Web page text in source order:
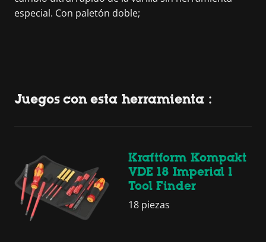
especial. Con paletón doble;
Juegos con esta herramienta :
Kraftform Kompakt
VDE 18 Imperial 1
Tool Finder
18 piezas